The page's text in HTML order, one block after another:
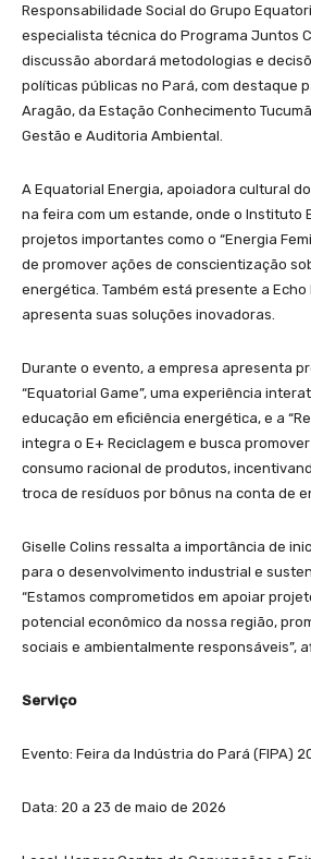
Responsabilidade Social do Grupo
especialista técnica do Programa Juntos
discussão abordará metodologias e
políticas públicas no Pará, com destaque
Aragão, da Estação Conhecimento
Gestão e Auditoria Ambiental.
A Equatorial Energia, apoiadora cultural
na feira com um estande, onde o Instituto
projetos importantes como o “Energia
de promover ações de conscientização
energética. Também está presente a Echo
apresenta suas soluções inovadoras.
Durante o evento, a empresa apresenta
“Equatorial Game”, uma experiência
educação em eficiência energética, e a
integra o E+ Reciclagem e busca
consumo racional de produtos,
troca de resíduos por bônus na conta de
Giselle Colins ressalta a importância de
para o desenvolvimento industrial e
“Estamos comprometidos em apoiar
potencial econômico da nossa região,
sociais e ambientalmente responsáveis”,
Serviço
Evento: Feira da Indústria do Pará (FIPA)
Data: 20 a 23 de maio de 2026